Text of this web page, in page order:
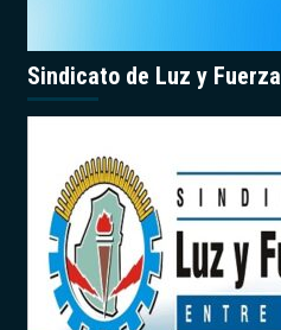
Sindicato de Luz y Fuerza